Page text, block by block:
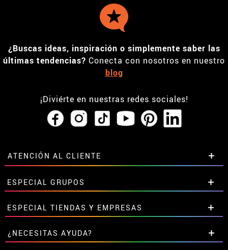
¿Buscas ideas, inspiración o simplemente saber las
últimas tendencias? Conecta con nosotros en nuestro
blog
¡Diviérte en nuestras redes sociales!
ATENCIÓN AL CLIENTE
• Horario tienda IBI
•Descuento estudiantes
• Sobre nosotros
• Condiciones de venta
• Aviso legal yPrivacidad
• Atencion al cliente
ESPECIAL GRUPOS
Descuentos especiales para grupos.
Contáctanos aquí
ESPECIAL TIENDAS Y EMPRESAS
Descuentos exclusivos para tiendas y empresas.
Contáctanos aquí
¿NECESITAS AYUDA?